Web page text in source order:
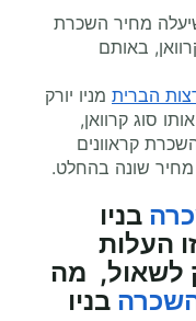
מחיר השכרת
באותם
הברית מניו יורק
סוג קרוואן,
קראוונים
מחיר שונה בהחלט.
בניו
העלות
לשאול, מה
בניו